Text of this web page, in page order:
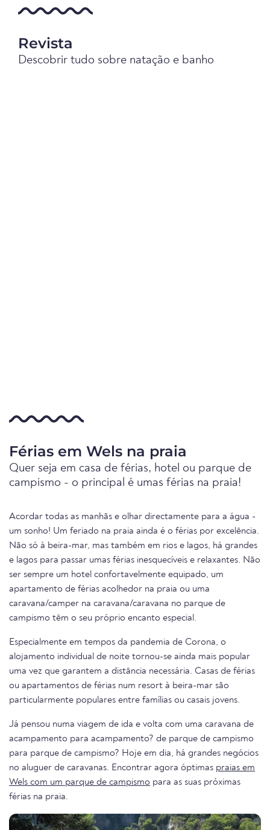
Revista
Descobrir tudo sobre natação e banho
Férias em Wels na praia
Quer seja em casa de férias, hotel ou parque de
campismo - o principal é umas férias na praia!
Acordar todas as manhãs e olhar directamente para a água -
um sonho! Um feriado na praia ainda é o férias por excelência.
Não só à beira-mar, mas também em rios e lagos, há grandes
e lagos para passar umas férias inesquecíveis e relaxantes. Não
ser sempre um hotel confortavelmente equipado, um
apartamento de férias acolhedor na praia ou uma
caravana/camper na caravana/caravana no parque de
campismo têm o seu próprio encanto especial.
Especialmente em tempos da pandemia de Corona, o
alojamento individual de noite tornou-se ainda mais popular
uma vez que garantem a distância necessária. Casas de férias
ou apartamentos de férias num resort à beira-mar são
particularmente populares entre famílias ou casais jovens.
Já pensou numa viagem de ida e volta com uma caravana de
acampamento para acampamento? de parque de campismo
para parque de campismo? Hoje em dia, há grandes negócios
no aluguer de caravanas. Encontrar agora óptimas praias em
Wels com um parque de campismo para as suas próximas
férias na praia.